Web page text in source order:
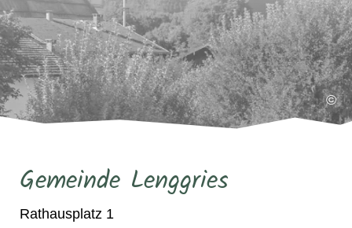
©
Gemeinde Lenggries
Rathausplatz 1